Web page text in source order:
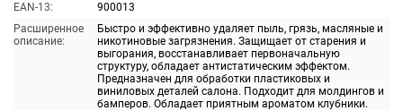
EAN-13:
900013
Расширенное
описание:
Быстро и эффективно удаляет пыль, грязь, масляные и
никотиновые загрязнения. Защищает от старения и
выгорания, восстанавливает первоначальную
структуру, обладает антистатическим эффектом.
Предназначен для обработки пластиковых и
виниловых деталей салона. Подходит для молдингов и
бамперов. Обладает приятным ароматом клубники.